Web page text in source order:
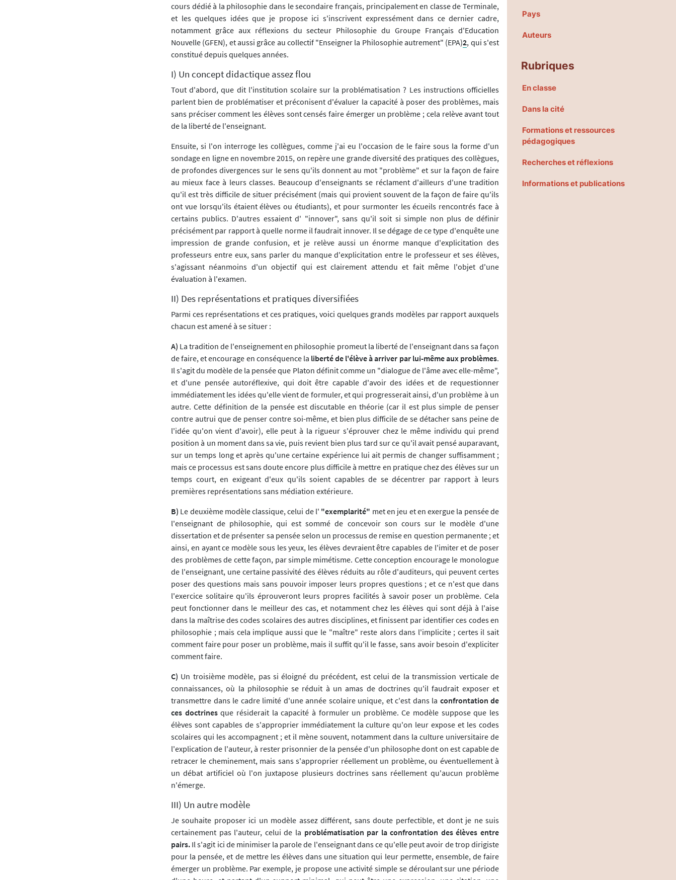
cours dédié à la philosophie dans le secondaire français, principalement en classe de Terminale,
et les quelques idées que je propose ici s'inscrivent expressément dans ce dernier cadre,
notamment grâce aux réflexions du secteur Philosophie du Groupe Français d'Education
Nouvelle (GFEN), et aussi grâce au collectif "Enseigner la Philosophie autrement" (EPA)2, qui s'est
constitué depuis quelques années.
I) Un concept didactique assez flou
Tout d'abord, que dit l'institution scolaire sur la problématisation ? Les instructions officielles
parlent bien de problématiser et préconisent d'évaluer la capacité à poser des problèmes, mais
sans préciser comment les élèves sont censés faire émerger un problème ; cela relève avant tout
de la liberté de l'enseignant.
Ensuite, si l'on interroge les collègues, comme j'ai eu l'occasion de le faire sous la forme d'un
sondage en ligne en novembre 2015, on repère une grande diversité des pratiques des collègues,
de profondes divergences sur le sens qu'ils donnent au mot "problème" et sur la façon de faire
au mieux face à leurs classes. Beaucoup d'enseignants se réclament d'ailleurs d'une tradition
qu'il est très difficile de situer précisément (mais qui provient souvent de la façon de faire qu'ils
ont vue lorsqu'ils étaient élèves ou étudiants), et pour surmonter les écueils rencontrés face à
certains publics. D'autres essaient d' "innover", sans qu'il soit si simple non plus de définir
précisément par rapport à quelle norme il faudrait innover. Il se dégage de ce type d'enquête une
impression de grande confusion, et je relève aussi un énorme manque d'explicitation des
professeurs entre eux, sans parler du manque d'explicitation entre le professeur et ses élèves,
s'agissant néanmoins d'un objectif qui est clairement attendu et fait même l'objet d'une
évaluation à l'examen.
II) Des représentations et pratiques diversifiées
Parmi ces représentations et ces pratiques, voici quelques grands modèles par rapport auxquels
chacun est amené à se situer :
A) La tradition de l'enseignement en philosophie promeut la liberté de l'enseignant dans sa façon
de faire, et encourage en conséquence la liberté de l'élève à arriver par lui-même aux problèmes.
Il s'agit du modèle de la pensée que Platon définit comme un "dialogue de l'âme avec elle-même",
et d'une pensée autoréflexive, qui doit être capable d'avoir des idées et de requestionner
immédiatement les idées qu'elle vient de formuler, et qui progresserait ainsi, d'un problème à un
autre. Cette définition de la pensée est discutable en théorie (car il est plus simple de penser
contre autrui que de penser contre soi-même, et bien plus difficile de se détacher sans peine de
l'idée qu'on vient d'avoir), elle peut à la rigueur s'éprouver chez le même individu qui prend
position à un moment dans sa vie, puis revient bien plus tard sur ce qu'il avait pensé auparavant,
sur un temps long et après qu'une certaine expérience lui ait permis de changer suffisamment ;
mais ce processus est sans doute encore plus difficile à mettre en pratique chez des élèves sur un
temps court, en exigeant d'eux qu'ils soient capables de se décentrer par rapport à leurs
premières représentations sans médiation extérieure.
B) Le deuxième modèle classique, celui de l' "exemplarité" met en jeu et en exergue la pensée de
l'enseignant de philosophie, qui est sommé de concevoir son cours sur le modèle d'une
dissertation et de présenter sa pensée selon un processus de remise en question permanente ; et
ainsi, en ayant ce modèle sous les yeux, les élèves devraient être capables de l'imiter et de poser
des problèmes de cette façon, par simple mimétisme. Cette conception encourage le monologue
de l'enseignant, une certaine passivité des élèves réduits au rôle d'auditeurs, qui peuvent certes
poser des questions mais sans pouvoir imposer leurs propres questions ; et ce n'est que dans
l'exercice solitaire qu'ils éprouveront leurs propres facilités à savoir poser un problème. Cela
peut fonctionner dans le meilleur des cas, et notamment chez les élèves qui sont déjà à l'aise
dans la maîtrise des codes scolaires des autres disciplines, et finissent par identifier ces codes en
philosophie ; mais cela implique aussi que le "maître" reste alors dans l'implicite ; certes il sait
comment faire pour poser un problème, mais il suffit qu'il le fasse, sans avoir besoin d'expliciter
comment faire.
C) Un troisième modèle, pas si éloigné du précédent, est celui de la transmission verticale de
connaissances, où la philosophie se réduit à un amas de doctrines qu'il faudrait exposer et
transmettre dans le cadre limité d'une année scolaire unique, et c'est dans la confrontation de
ces doctrinesque résiderait la capacité à formuler un problème. Ce modèle suppose que les
élèves sont capables de s'approprier immédiatement la culture qu'on leur expose et les codes
scolaires qui les accompagnent ; et il mène souvent, notamment dans la culture universitaire de
l'explication de l'auteur, à rester prisonnier de la pensée d'un philosophe dont on est capable de
retracer le cheminement, mais sans s'approprier réellement un problème, ou éventuellement à
un débat artificiel où l'on juxtapose plusieurs doctrines sans réellement qu'aucun problème
n'émerge.
III) Un autre modèle
Je souhaite proposer ici un modèle assez différent, sans doute perfectible, et dont je ne suis
certainement pas l'auteur, celui de la problématisation par la confrontation des élèves entre
pairs. Il s'agit ici de minimiser la parole de l'enseignant dans ce qu'elle peut avoir de trop dirigiste
pour la pensée, et de mettre les élèves dans une situation qui leur permette, ensemble, de faire
émerger un problème. Par exemple, je propose une activité simple se déroulant sur une période
Pays
Auteurs
Rubriques
En classe
Dans la cité
Formations et ressources
pédagogiques
Recherches et réflexions
Informations et publications